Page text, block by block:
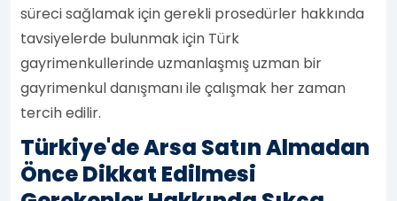
süreci sağlamak için gerekli prosedürler hakkında
tavsiyelerde bulunmak için Türk
gayrimenkullerinde uzmanlaşmış uzman bir
gayrimenkul danışmanı ile çalışmak her zaman
tercih edilir.
Türkiye'de Arsa Satın Almadan
Önce Dikkat Edilmesi